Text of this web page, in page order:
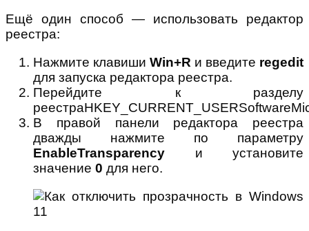
Ещё один способ — использовать редактор
реестра:
Нажмите клавиши Win+R и введите regedit
для запуска редактора реестра.
Перейдите к разделу
В правой панели редактора реестра
дважды нажмите по параметру
EnableTransparency и установите
значение 0 для него.